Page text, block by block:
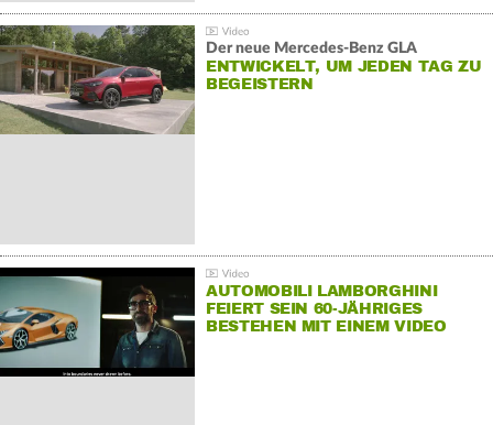
Der neue Mercedes-Benz GLA
ENTWICKELT, UM JEDEN TAG ZU
BEGEISTERN
AUTOMOBILI LAMBORGHINI
FEIERT SEIN 60-JÄHRIGES
BESTEHEN MIT EINEM VIDEO